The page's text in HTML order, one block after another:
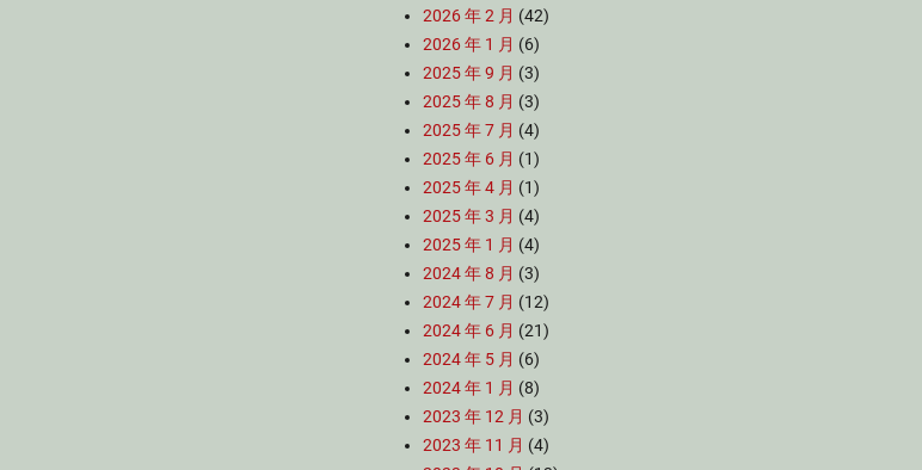
2026 年 2 月 (42)
2026 年 1 月 (6)
2025 年 9 月 (3)
2025 年 8 月 (3)
2025 年 7 月 (4)
2025 年 6 月 (1)
2025 年 4 月 (1)
2025 年 3 月 (4)
2025 年 1 月 (4)
2024 年 8 月 (3)
2024 年 7 月 (12)
2024 年 6 月 (21)
2024 年 5 月 (6)
2024 年 1 月 (8)
2023 年 12 月 (3)
2023 年 11 月 (4)